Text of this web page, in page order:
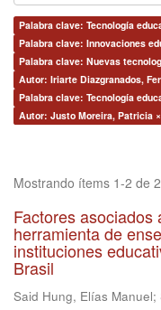
Palabra clave: Tecnología
Palabra clave: Innovaciones
Palabra clave: Nuevas
Autor: Iriarte Diazgranados,
Palabra clave: Tecnología
Autor: Justo Moreira, Patricia ×
Mostrando ítems 1-2 de 2
Factores
herramienta de
instituciones
Brasil
Said Hung, Elías Manuel;